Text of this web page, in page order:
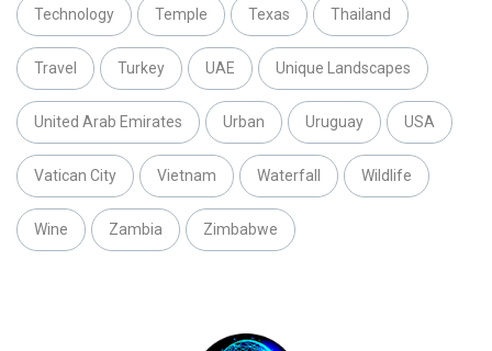
Technology Temple Texas Thailand
Travel Turkey UAE Unique Landscapes
United Arab Emirates Urban Uruguay USA
Vatican City Vietnam Waterfall Wildlife
Wine Zambia Zimbabwe